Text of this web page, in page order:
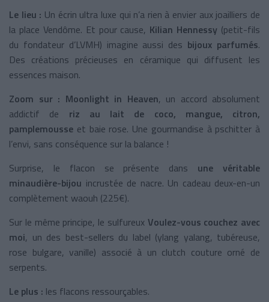
Le lieu : Un écrin ultra luxe qui n’a rien à envier aux joailliers de
la place Vendôme. Et pour cause, Kilian Hennessy (petit-fils
du fondateur d’LVMH) imagine aussi des bijoux parfumés.
Des créations précieuses en céramique qui diffusent les
essences maison.
Zoom sur : Moonlight in Heaven, un accord absolument
addictif de riz au lait de coco, mangue, citron,
pamplemousse et baie rose. Une gourmandise à pschitter à
l’envi, sans conséquence sur la balance !
Surprise, le flacon se présente dans une véritable
minaudière-bijou incrustée de nacre. Un cadeau deux-en-un
complètement waouh (225€).
Sur le même principe, le sulfureux Voulez-vous couchez avec
moi, un des best-sellers du label (ylang yalang, tubéreuse,
rose bulgare, vanille) associé à un clutch couture orné de
serpents.
Le plus : les flacons ressourçables.